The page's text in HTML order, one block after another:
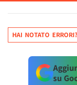
HAI NOTATO ERRORI?
su